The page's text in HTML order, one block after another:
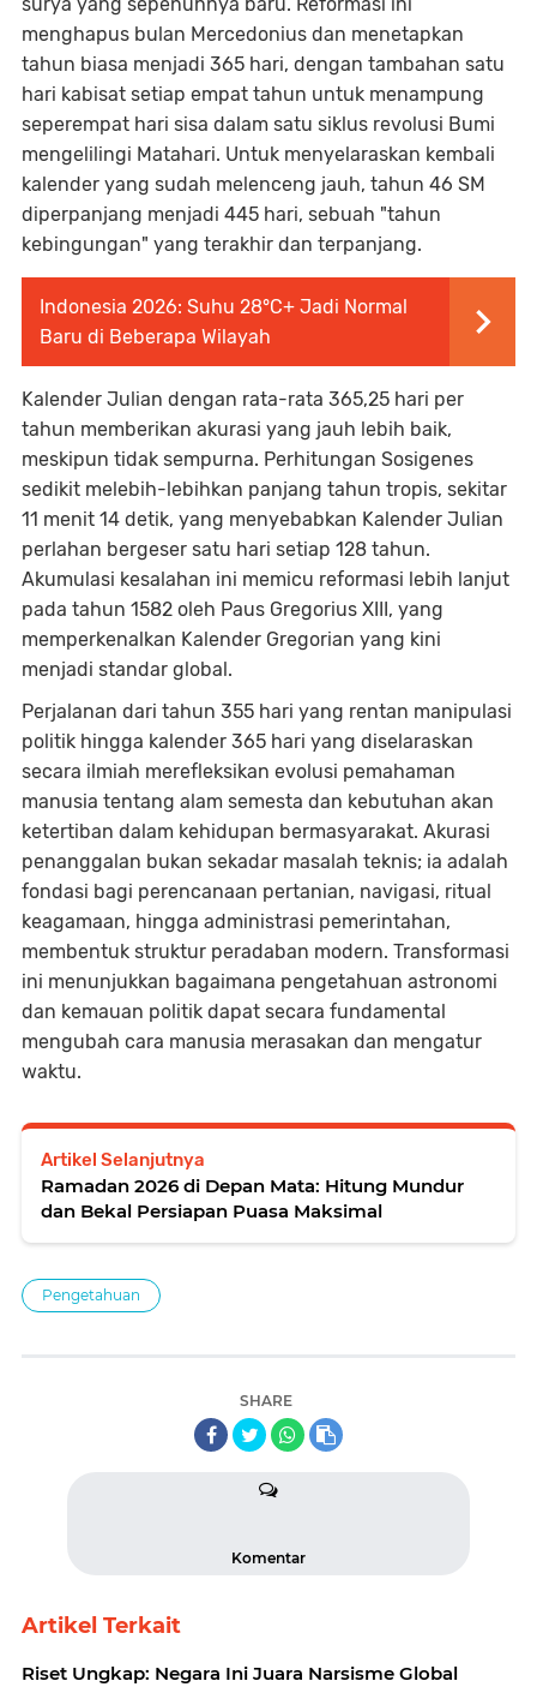
menghapus bulan Mercedonius dan menetapkan
tahun biasa menjadi 365 hari, dengan tambahan satu
hari kabisat setiap empat tahun untuk menampung
seperempat hari sisa dalam satu siklus revolusi Bumi
mengelilingi Matahari. Untuk menyelaraskan kembali
kalender yang sudah melenceng jauh, tahun 46 SM
diperpanjang menjadi 445 hari, sebuah "tahun
kebingungan" yang terakhir dan terpanjang.
Indonesia 2026: Suhu 28°C+ Jadi Normal
Baru di Beberapa Wilayah
Kalender Julian dengan rata-rata 365,25 hari per
tahun memberikan akurasi yang jauh lebih baik,
meskipun tidak sempurna. Perhitungan Sosigenes
sedikit melebih-lebihkan panjang tahun tropis, sekitar
11 menit 14 detik, yang menyebabkan Kalender Julian
perlahan bergeser satu hari setiap 128 tahun.
Akumulasi kesalahan ini memicu reformasi lebih lanjut
pada tahun 1582 oleh Paus Gregorius XIII, yang
memperkenalkan Kalender Gregorian yang kini
menjadi standar global.
Perjalanan dari tahun 355 hari yang rentan manipulasi
politik hingga kalender 365 hari yang diselaraskan
secara ilmiah merefleksikan evolusi pemahaman
manusia tentang alam semesta dan kebutuhan akan
ketertiban dalam kehidupan bermasyarakat. Akurasi
penanggalan bukan sekadar masalah teknis; ia adalah
fondasi bagi perencanaan pertanian, navigasi, ritual
keagamaan, hingga administrasi pemerintahan,
membentuk struktur peradaban modern. Transformasi
ini menunjukkan bagaimana pengetahuan astronomi
dan kemauan politik dapat secara fundamental
mengubah cara manusia merasakan dan mengatur
waktu.
Artikel Selanjutnya
Ramadan 2026 di Depan Mata: Hitung Mundur
dan Bekal Persiapan Puasa Maksimal
Pengetahuan
SHARE
Komentar
Artikel Terkait
Riset Ungkap: Negara Ini Juara Narsisme Global